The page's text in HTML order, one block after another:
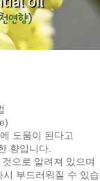
도움이 된다고
향입니다.
으로 알려져 있으며
부드러워질 수 있습